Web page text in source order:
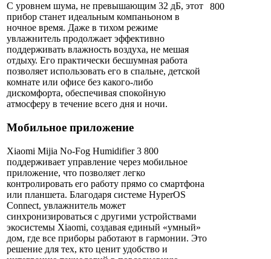
С уровнем шума, не превышающим 32 дБ, этот
прибор станет идеальным компаньоном в
ночное время. Даже в тихом режиме
увлажнитель продолжает эффективно
поддерживать влажность воздуха, не мешая
отдыху. Его практически бесшумная работа
позволяет использовать его в спальне, детской
комнате или офисе без какого-либо
дискомфорта, обеспечивая спокойную
атмосферу в течение всего дня и ночи.
Мобильное приложение
Xiaomi Mijia No-Fog Humidifier 3 800
поддерживает управление через мобильное
приложение, что позволяет легко
контролировать его работу прямо со смартфона
или планшета. Благодаря системе HyperOS
Connect, увлажнитель может
синхронизироваться с другими устройствами
экосистемы Xiaomi, создавая единый «умный»
дом, где все приборы работают в гармонии. Это
решение для тех, кто ценит удобство и